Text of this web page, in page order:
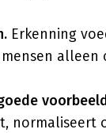
Erkenning
alleen
normaliseert